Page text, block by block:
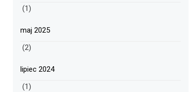
(1)
maj 2025
(2)
lipiec 2024
(1)